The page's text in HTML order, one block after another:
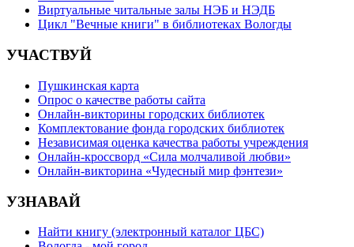
Виртуальные читальные залы НЭБ и НЭДБ
Цикл "Вечные книги" в библиотеках Вологды
УЧАСТВУЙ
Пушкинская карта
Опрос о качестве работы сайта
Онлайн-викторины городских библиотек
Комплектование фонда городских библиотек
Независимая оценка качества работы учреждения
Онлайн-кроссворд «Сила молчаливой любви»
Онлайн-викторина «Чудесный мир фэнтези»
УЗНАВАЙ
Найти книгу (электронный каталог ЦБС)